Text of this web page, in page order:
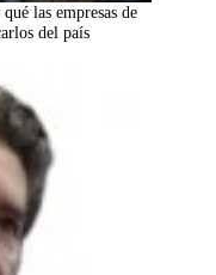
las empresas de
del país